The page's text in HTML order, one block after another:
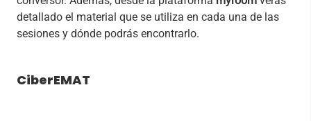
detallado el material que se utiliza en cada una de las
sesiones y dónde podrás encontrarlo.
CiberEMAT